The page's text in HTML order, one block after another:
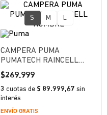
S M L
CAMPERA PUMA
PUMATECH RAINCELL
HOMBRE
$269.999
3 cuotas de $ 89.999,67 sin
interés
ENVÍO GRATIS